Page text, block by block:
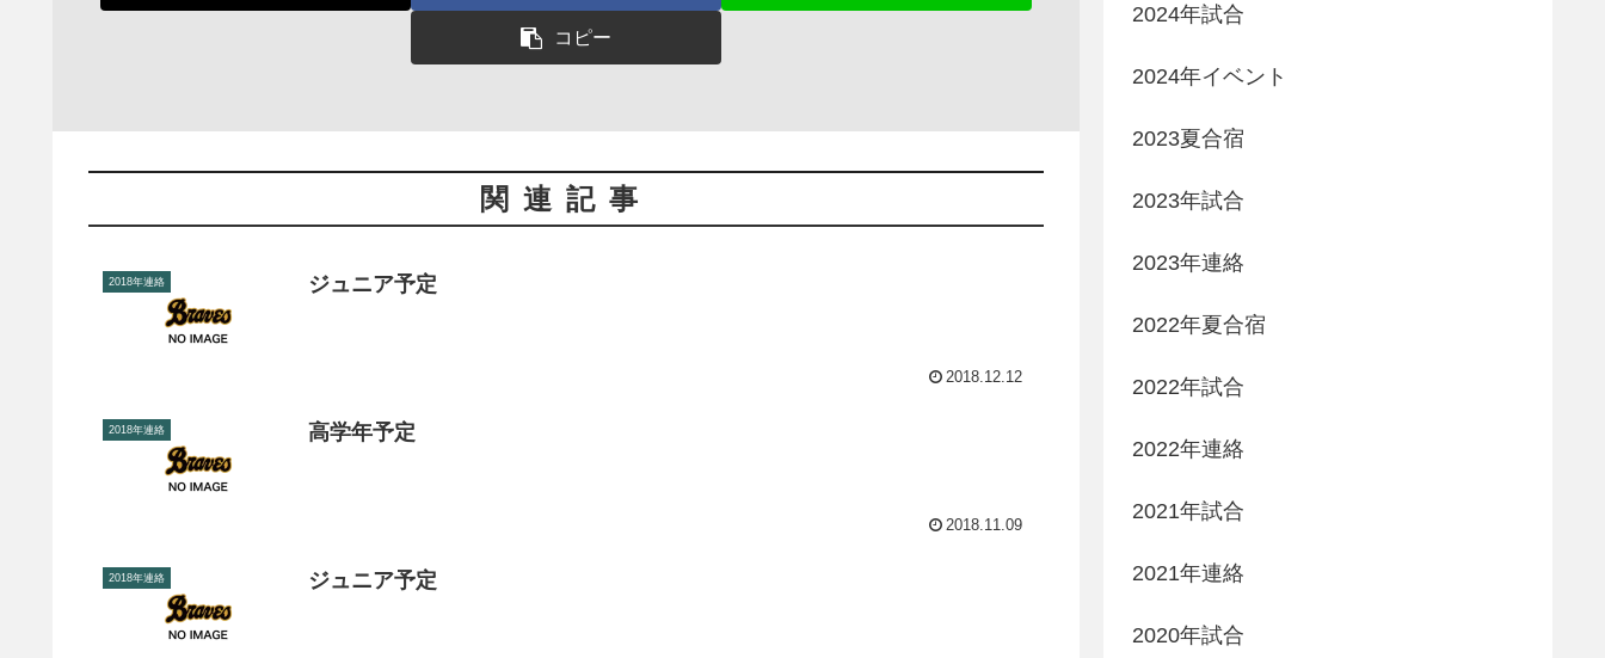
コピー
関連記事
2018年連絡 ジュニア予定
2018.12.12
2018年連絡 高学年予定
2018.11.09
2018年連絡 ジュニア予定
2024年試合
2024年イベント
2023夏合宿
2023年試合
2023年連絡
2022年夏合宿
2022年試合
2022年連絡
2021年試合
2021年連絡
2020年試合